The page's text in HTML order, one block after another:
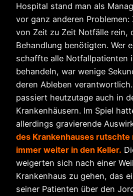
Hospital stand man als
vor ganz anderen Problemen:
von Zeit zu Zeit Notfälle rein,
Behandlung benötigten. Wer
schaffte alle Notfallpatienten
behandeln, war wenige
deren Ableben
passiert heutzutage auch in
Krankenhäusern. Im Spiel
allerdings gravierende
des Krankenhauses rutschte
immer weiter in den Keller.
weigerten sich nach einer
Krankenhaus zu gehen, das
seiner Patienten über den